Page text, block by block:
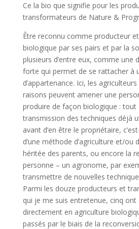
Ce la bio que signifie pour les
transformateurs de Nature &
Être reconnu comme producteur
biologique par ses pairs et par la
plusieurs d’entre eux, comme une
forte qui permet de se rattacher à
d’appartenance. Ici, les
raisons peuvent amener une
produire de façon biologique : tout
transmission des techniques déjà
avant d’en être le propriétaire,
d’une méthode d’agriculture et/
héritée des parents, ou encore la
personne – un agronome, par
transmettre de nouvelles
Parmi les douze producteurs et
qui je me suis entretenue, cinq ont
directement en agriculture
passés par le biais de la